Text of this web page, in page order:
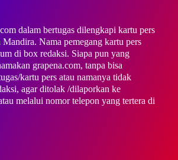
dalam bertugas dilengkapi kartu pers
Mandira. Nama pemegang kartu pers
di box redaksi. Siapa pun yang
grapena.com, tanpa bisa
kartu pers atau namanya tidak
agar ditolak /dilaporkan ke
melalui nomor telepon yang tertera di